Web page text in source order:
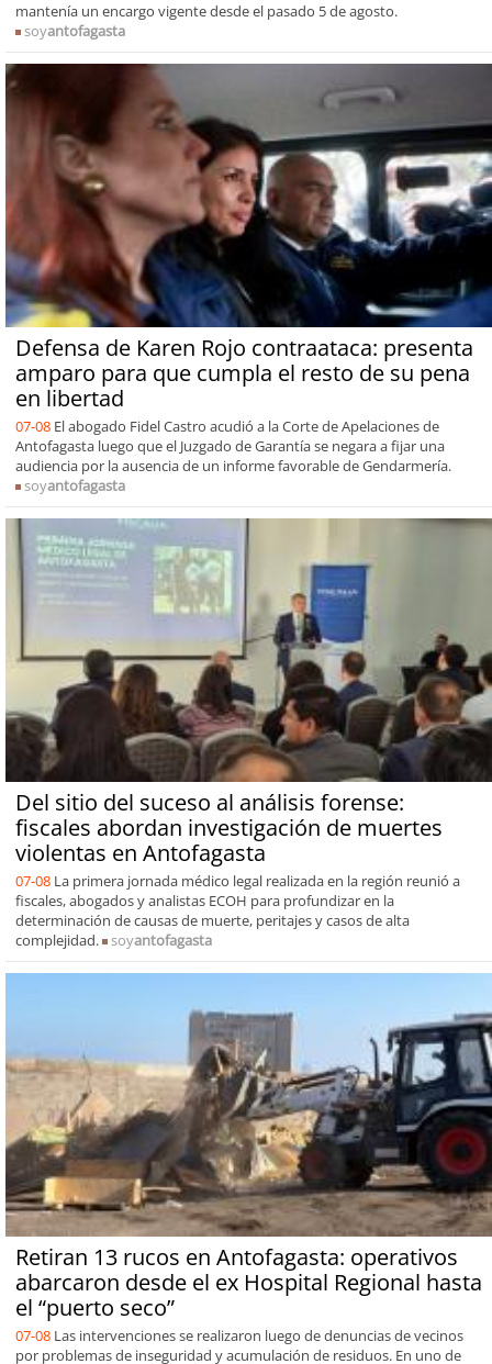
mantenía un encargo vigente desde el pasado 5 de agosto.
soyantofagasta
Defensa de Karen Rojo contraataca: presenta
amparo para que cumpla el resto de su pena
en libertad
07-08 El abogado Fidel Castro acudió a la Corte de Apelaciones de
Antofagasta luego que el Juzgado de Garantía se negara a fijar una
audiencia por la ausencia de un informe favorable de Gendarmería.
soyantofagasta
Del sitio del suceso al análisis forense:
fiscales abordan investigación de muertes
violentas en Antofagasta
07-08 La primera jornada médico legal realizada en la región reunió a
fiscales, abogados y analistas ECOH para profundizar en la
determinación de causas de muerte, peritajes y casos de alta
complejidad.
soyantofagasta
Retiran 13 rucos en Antofagasta: operativos
abarcaron desde el ex Hospital Regional hasta
el “puerto seco”
07-08 Las intervenciones se realizaron luego de denuncias de vecinos
por problemas de inseguridad y acumulación de residuos. En uno de